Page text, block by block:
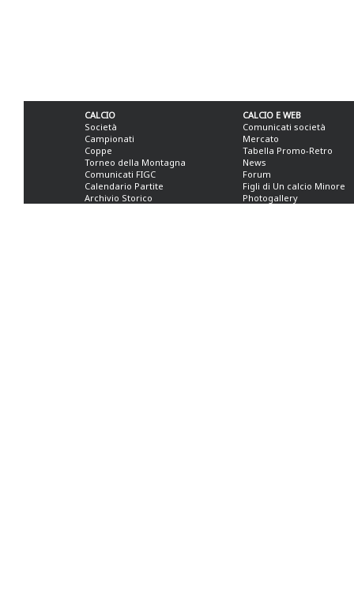
CALCIO
Società
Campionati
Coppe
Torneo della Montagna
Comunicati FIGC
Calendario Partite
Archivio Storico
CALCIO E WEB
Comunicati società
Mercato
Tabella Promo-Retro
News
Forum
Figli di Un calcio Minore
Photogallery